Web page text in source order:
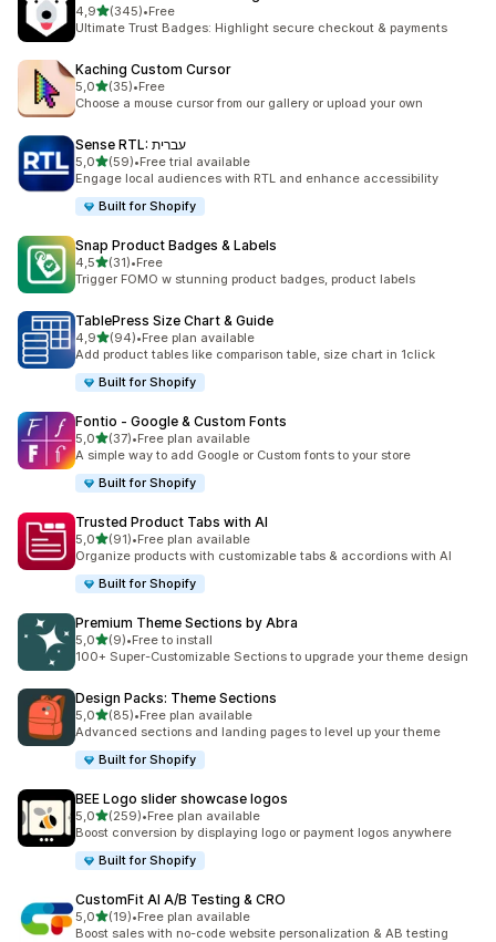
4,95 yıldız üzerinden
(345)
toplam 345 değerlendirme
•Free
Ultimate Trust Badges: Highlight secure checkout & payments
Kaching Custom Cursor
5,05 yıldız üzerinden
(35)
toplam 35 değerlendirme
•Free
Choose a mouse cursor from our gallery or upload your own
Sense RTL: עברית
5,05 yıldız üzerinden
(59)
toplam 59 değerlendirme
•Free trial available
Engage local audiences with RTL and enhance accessibility
Built for Shopify
Snap Product Badges & Labels
4,55 yıldız üzerinden
(31)
toplam 31 değerlendirme
•Free
Trigger FOMO w stunning product badges, product labels
TablePress Size Chart & Guide
4,95 yıldız üzerinden
(94)
toplam 94 değerlendirme
•Free plan available
Add product tables like comparison table, size chart in 1click
Built for Shopify
Fontio ‑ Google & Custom Fonts
5,05 yıldız üzerinden
(37)
toplam 37 değerlendirme
•Free plan available
A simple way to add Google or Custom fonts to your store
Built for Shopify
Trusted Product Tabs with AI
5,05 yıldız üzerinden
(91)
toplam 91 değerlendirme
•Free plan available
Organize products with customizable tabs & accordions with AI
Built for Shopify
Premium Theme Sections by Abra
5,05 yıldız üzerinden
(9)
toplam 9 değerlendirme
•Free to install
100+ Super-Customizable Sections to upgrade your theme design
Design Packs: Theme Sections
5,05 yıldız üzerinden
(85)
toplam 85 değerlendirme
•Free plan available
Advanced sections and landing pages to level up your theme
Built for Shopify
BEE Logo slider showcase logos
5,05 yıldız üzerinden
(259)
toplam 259 değerlendirme
•Free plan available
Boost conversion by displaying logo or payment logos anywhere
Built for Shopify
CustomFit AI A/B Testing & CRO
5,05 yıldız üzerinden
(19)
toplam 19 değerlendirme
•Free plan available
Boost sales with no-code website personalization & AB testing